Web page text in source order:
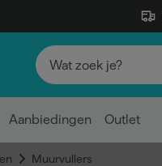
Aanbiedingen Outlet
Muurvullers